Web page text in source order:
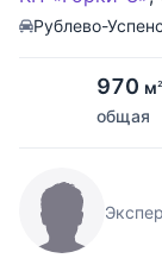
Рублево-
970 м2
общая